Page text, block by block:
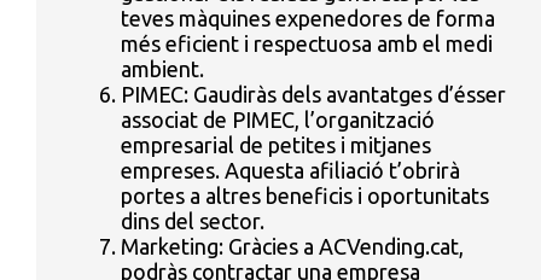
teves màquines expenedores de forma
més eficient i respectuosa amb el medi
ambient.
PIMEC: Gaudiràs dels avantatges d’ésser
associat de PIMEC, l’organització
empresarial de petites i mitjanes
empreses. Aquesta afiliació t’obrirà
portes a altres beneficis i oportunitats
dins del sector.
Marketing: Gràcies a ACVending.cat,
podràs contractar una empresa